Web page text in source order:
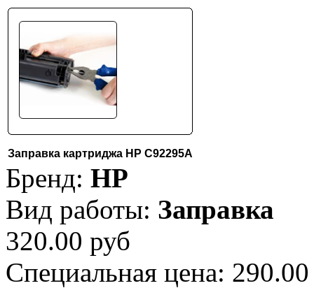
Заправка картриджа HP C92295A
Бренд: HP
Вид работы: Заправка
320.00 руб
Специальная цена: